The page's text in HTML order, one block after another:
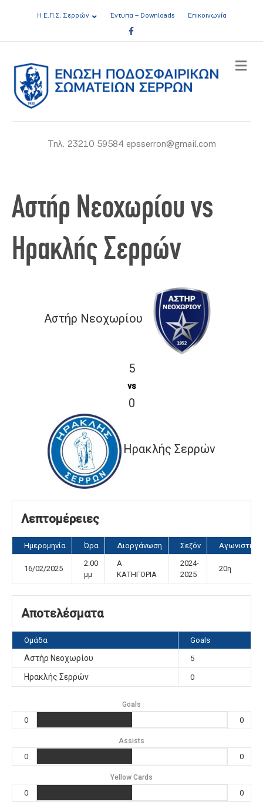
Η Ε.Π.Σ. Σερρών Έντυπα – Downloads
Επικοινωνία
Facebook
Τηλ. 23210 59584 epsserron@gmail.com
Αστήρ Νεοχωρίου vs
Ηρακλής Σερρών
Αστήρ Νεοχωρίου
5
vs
0
Ηρακλής Σερρών
Λεπτομέρειες
Ημερομηνία Ώρα Διοργάνωση Σεζόν Αγωνιστική
16/02/2025
2:00
μμ
Α
ΚΑΤΗΓΟΡΙΑ
2024-
2025
20η
Αποτελέσματα
Ομάδα Goals
Αστήρ Νεοχωρίου 5
Ηρακλής Σερρών 0
Goals
0 0
Assists
0 0
Yellow Cards
0 0